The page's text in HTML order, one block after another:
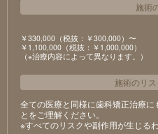
施術
￥330,000（税抜：￥300,000）〜
￥1,100,000（税抜：￥1,000,000）
（※治療内容によって異なります。）
施術のリス
全ての医療と同様に歯科矯正治療
とをご理解ください。
※すべてのリスクや副作用が生じる